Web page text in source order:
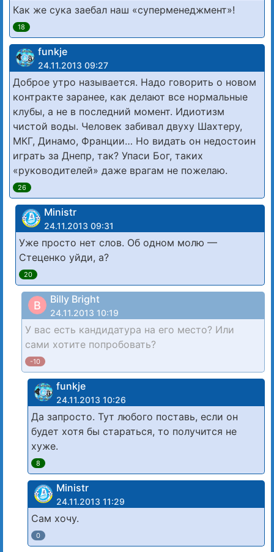
Как же сука заебал наш «суперменеджмент»!
18
funkje
24.11.2013 09:27
Доброе утро называется. Надо говорить о новом
контракте заранее, как делают все нормальные
клубы, а не в последний момент. Идиотизм
чистой воды. Человек забивал двуху Шахтеру,
МКГ, Динамо, Франции… Но видать он недостоин
играть за Днепр, так? Упаси Бог, таких
«руководителей» даже врагам не пожелаю.
26
Ministr
24.11.2013 09:31
Уже просто нет слов. Об одном молю —
Стеценко уйди, а?
20
B Billy Bright
24.11.2013 10:19
У вас есть кандидатура на его место? Или
сами хотите попробовать?
-10
funkje
24.11.2013 10:26
Да запросто. Тут любого поставь, если он
будет хотя бы стараться, то получится не
хуже.
8
Ministr
24.11.2013 11:29
Сам хочу.
0